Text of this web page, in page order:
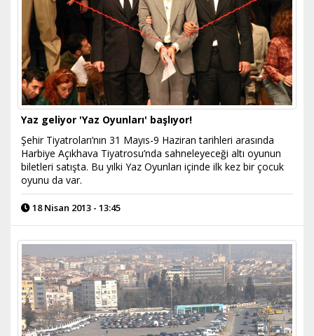
Yaz geliyor 'Yaz Oyunları' başlıyor!
Şehir Tiyatroları’nın 31 Mayıs-9 Haziran tarihleri arasında
Harbiye Açıkhava Tiyatrosu’nda sahneleyeceği altı oyunun
biletleri satışta. Bu yılki Yaz Oyunları içinde ilk kez bir çocuk
oyunu da var.
18 Nisan 2013 - 13:45